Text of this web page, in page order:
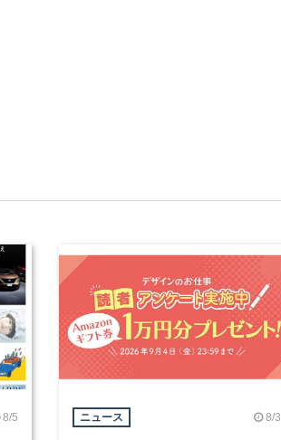
8/5 ニュース 8/3